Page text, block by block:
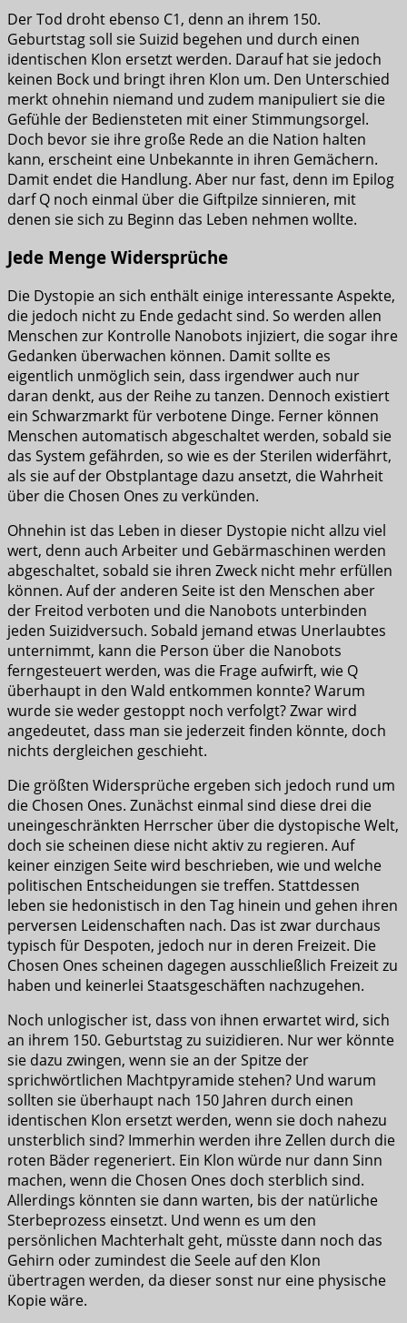
Der Tod droht ebenso C1, denn an ihrem 150.
Geburtstag soll sie Suizid begehen und durch einen
identischen Klon ersetzt werden. Darauf hat sie jedoch
keinen Bock und bringt ihren Klon um. Den Unterschied
merkt ohnehin niemand und zudem manipuliert sie die
Gefühle der Bediensteten mit einer Stimmungsorgel.
Doch bevor sie ihre große Rede an die Nation halten
kann, erscheint eine Unbekannte in ihren Gemächern.
Damit endet die Handlung. Aber nur fast, denn im Epilog
darf Q noch einmal über die Giftpilze sinnieren, mit
denen sie sich zu Beginn das Leben nehmen wollte.
Jede Menge Widersprüche
Die Dystopie an sich enthält einige interessante Aspekte,
die jedoch nicht zu Ende gedacht sind. So werden allen
Menschen zur Kontrolle Nanobots injiziert, die sogar ihre
Gedanken überwachen können. Damit sollte es
eigentlich unmöglich sein, dass irgendwer auch nur
daran denkt, aus der Reihe zu tanzen. Dennoch existiert
ein Schwarzmarkt für verbotene Dinge. Ferner können
Menschen automatisch abgeschaltet werden, sobald sie
das System gefährden, so wie es der Sterilen widerfährt,
als sie auf der Obstplantage dazu ansetzt, die Wahrheit
über die Chosen Ones zu verkünden.
Ohnehin ist das Leben in dieser Dystopie nicht allzu viel
wert, denn auch Arbeiter und Gebärmaschinen werden
abgeschaltet, sobald sie ihren Zweck nicht mehr erfüllen
können. Auf der anderen Seite ist den Menschen aber
der Freitod verboten und die Nanobots unterbinden
jeden Suizidversuch. Sobald jemand etwas Unerlaubtes
unternimmt, kann die Person über die Nanobots
ferngesteuert werden, was die Frage aufwirft, wie Q
überhaupt in den Wald entkommen konnte? Warum
wurde sie weder gestoppt noch verfolgt? Zwar wird
angedeutet, dass man sie jederzeit finden könnte, doch
nichts dergleichen geschieht.
Die größten Widersprüche ergeben sich jedoch rund um
die Chosen Ones. Zunächst einmal sind diese drei die
uneingeschränkten Herrscher über die dystopische Welt,
doch sie scheinen diese nicht aktiv zu regieren. Auf
keiner einzigen Seite wird beschrieben, wie und welche
politischen Entscheidungen sie treffen. Stattdessen
leben sie hedonistisch in den Tag hinein und gehen ihren
perversen Leidenschaften nach. Das ist zwar durchaus
typisch für Despoten, jedoch nur in deren Freizeit. Die
Chosen Ones scheinen dagegen ausschließlich Freizeit zu
haben und keinerlei Staatsgeschäften nachzugehen.
Noch unlogischer ist, dass von ihnen erwartet wird, sich
an ihrem 150. Geburtstag zu suizidieren. Nur wer könnte
sie dazu zwingen, wenn sie an der Spitze der
sprichwörtlichen Machtpyramide stehen? Und warum
sollten sie überhaupt nach 150 Jahren durch einen
identischen Klon ersetzt werden, wenn sie doch nahezu
unsterblich sind? Immerhin werden ihre Zellen durch die
roten Bäder regeneriert. Ein Klon würde nur dann Sinn
machen, wenn die Chosen Ones doch sterblich sind.
Allerdings könnten sie dann warten, bis der natürliche
Sterbeprozess einsetzt. Und wenn es um den
persönlichen Machterhalt geht, müsste dann noch das
Gehirn oder zumindest die Seele auf den Klon
übertragen werden, da dieser sonst nur eine physische
Kopie wäre.